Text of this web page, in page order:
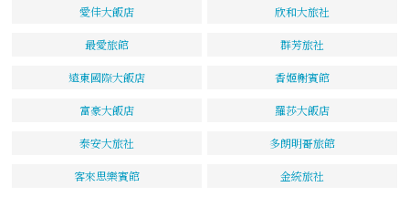
愛佳大飯店 欣和大旅社
最愛旅館 群芳旅社
遠東國際大飯店 香姬榭賓館
富豪大飯店 羅莎大飯店
泰安大旅社 多朗明哥旅館
客來思樂賓館 金統旅社